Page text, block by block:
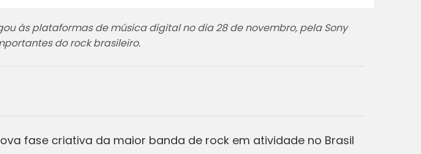
às plataformas de música digital no dia 28 de novembro, pela Sony
do rock brasileiro.
fase criativa da maior banda de rock em atividade no Brasil